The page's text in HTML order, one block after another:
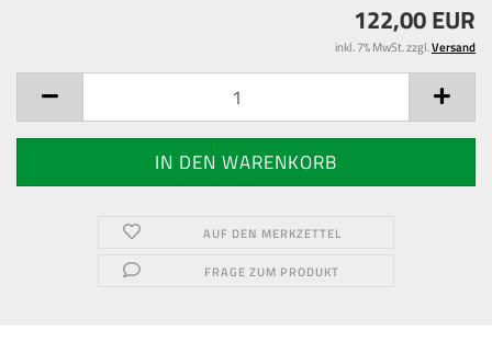
122,00 EUR
inkl. 7% MwSt. zzgl.Versand
AUF DEN MERKZETTEL
FRAGE ZUM PRODUKT